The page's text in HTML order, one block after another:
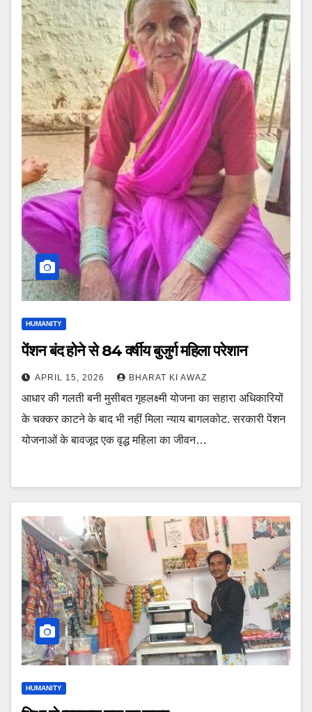
HUMANITY
पेंशन बंद होने से 84 वर्षीय बुजुर्ग महिला परेशान
APRIL 15, 2026 BHARAT KI AWAZ
आधार की गलती बनी मुसीबत गृहलक्ष्मी योजना का सहारा अधिकारियों
के चक्कर काटने के बाद भी नहीं मिला न्याय बागलकोट. सरकारी पेंशन
योजनाओं के बावजूद एक वृद्ध महिला का जीवन…
HUMANITY